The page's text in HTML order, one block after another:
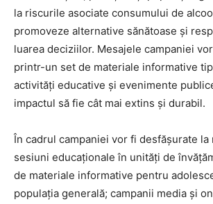
la riscurile asociate consumului de
promoveze alternative sănătoase și
luarea deciziilor. Mesajele campaniei
printr-un set de materiale informative
activități educative și evenimente
impactul să fie cât mai extins și durabil.
În cadrul campaniei vor fi desfășurate la
sesiuni educaționale în unități de
de materiale informative pentru
populația generală; campanii media și